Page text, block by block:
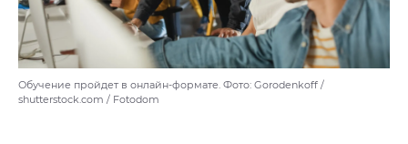
Обучение пройдет в онлайн-формате. Фото: Gorodenkoff /
shutterstock.com / Fotodom